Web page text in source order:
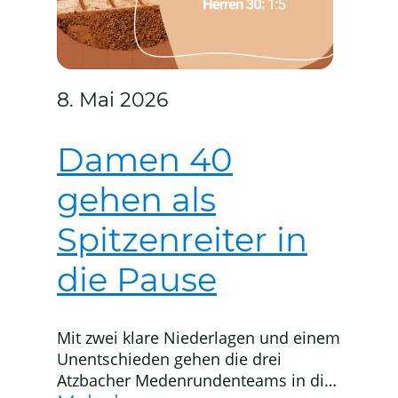
8. Mai 2026
Damen 40
gehen als
Spitzenreiter in
die Pause
Mit zwei klare Niederlagen und einem
Unentschieden gehen die drei
Atzbacher Medenrundenteams in die